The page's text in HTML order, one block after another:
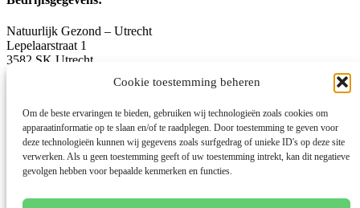
Cookie toestemming beheren
Om de beste ervaringen te bieden, gebruiken wij technologieën zoals cookies om
apparaatinformatie op te slaan en/of te raadplegen. Door toestemming te geven voor
deze technologieën kunnen wij gegevens zoals surfgedrag of unieke ID's op deze site
verwerken. Als u geen toestemming geeft of uw toestemming intrekt, kan dit negatieve
gevolgen hebben voor bepaalde kenmerken en functies.
Natuurlijk Gezond – Utrecht
Lepelaarstraat 1
3582 SK Utrecht
KvK-nummer: 53454502
Algemene voorwaarden
Privacybeleid
Cookiebeleid